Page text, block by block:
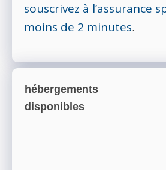
souscrivez à l’assurance
moins de 2 minutes.
hébergements
disponibles